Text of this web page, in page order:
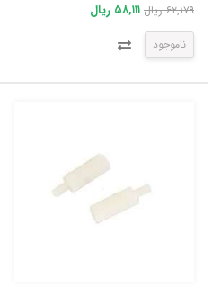
۶۲,۱۷۹ ریال ۵۸,۱۱۱ ریال
ناموجود